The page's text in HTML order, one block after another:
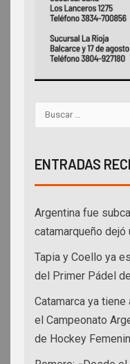
ENTRADAS
Argentina fue
catamarqueño dejó
Tapia y Coello ya
del Primer Pádel
Catamarca ya
el Campeonato
de Hockey